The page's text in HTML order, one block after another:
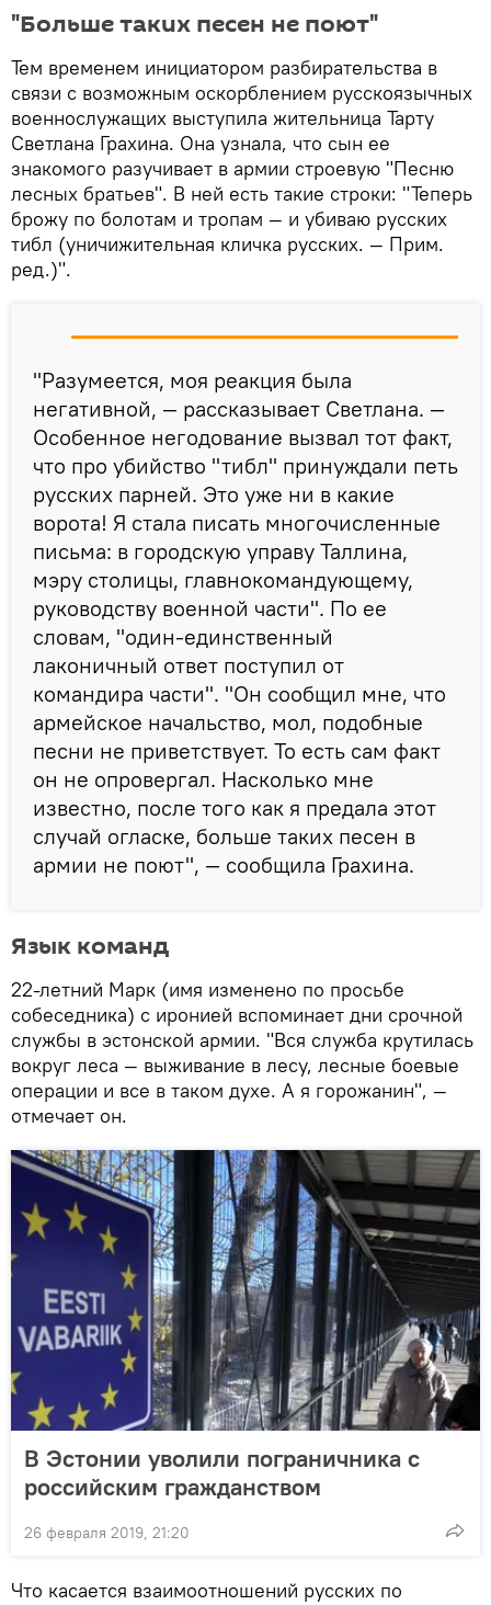
"Больше таких песен не поют"
Тем временем инициатором разбирательства в
связи с возможным оскорблением русскоязычных
военнослужащих выступила жительница Тарту
Светлана Грахина. Она узнала, что сын ее
знакомого разучивает в армии строевую "Песню
лесных братьев". В ней есть такие строки: "Теперь
брожу по болотам и тропам — и убиваю русских
тибл (уничижительная кличка русских. — Прим.
ред.)".
"Разумеется, моя реакция была
негативной, — рассказывает Светлана. —
Особенное негодование вызвал тот факт,
что про убийство "тибл" принуждали петь
русских парней. Это уже ни в какие
ворота! Я стала писать многочисленные
письма: в городскую управу Таллина,
мэру столицы, главнокомандующему,
руководству военной части". По ее
словам, "один-единственный
лаконичный ответ поступил от
командира части". "Он сообщил мне, что
армейское начальство, мол, подобные
песни не приветствует. То есть сам факт
он не опровергал. Насколько мне
известно, после того как я предала этот
случай огласке, больше таких песен в
армии не поют", — сообщила Грахина.
Язык команд
22-летний Марк (имя изменено по просьбе
собеседника) с иронией вспоминает дни срочной
службы в эстонской армии. "Вся служба крутилась
вокруг леса — выживание в лесу, лесные боевые
операции и все в таком духе. А я горожанин", —
отмечает он.
В Эстонии уволили пограничника с
российским гражданством
26 февраля 2019, 21:20
Что касается взаимоотношений русских по